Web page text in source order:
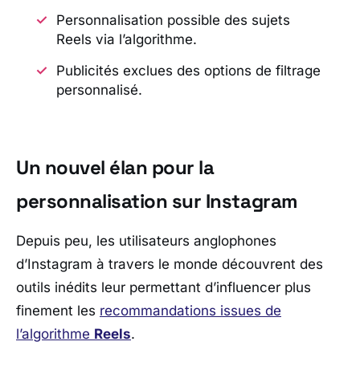
Personnalisation possible des sujets
Reels via l’algorithme.
Publicités exclues des options de filtrage
personnalisé.
Un nouvel élan pour la
personnalisation sur Instagram
Depuis peu, les utilisateurs anglophones
d’Instagram à travers le monde découvrent des
outils inédits leur permettant d’influencer plus
finement les recommandations issues de
l’algorithme Reels.